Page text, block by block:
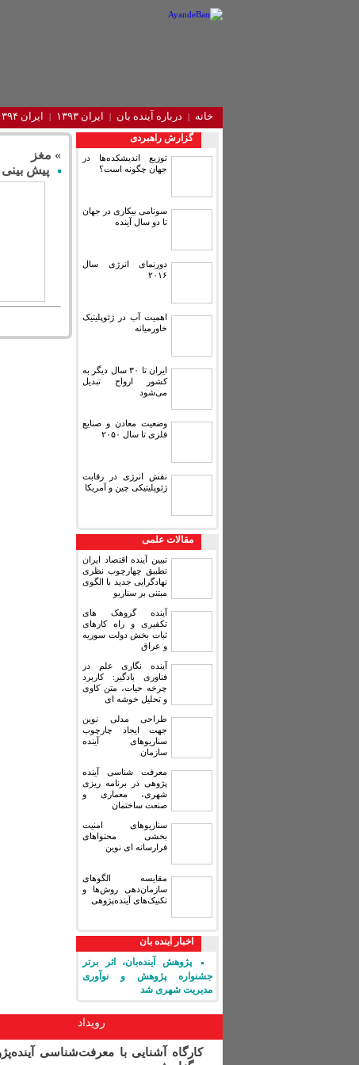
خانه درباره آینده‌ بان ایران ۱۳۹۳ ایران ۱۳۹۴
گزارش راهبردی
توزیع اندیشکده‌ها در
جهان چگونه است؟
سونامی بیکاری در جهان
تا دو سال آینده
دورنمای انرژی سال
۲۰۱۶
اهمیت آب در ژئوپلیتیک
خاورمیانه
ایران تا ۳۰ سال دیگر به
کشور ارواح تبدیل
می‌شود
وضعیت معادن و صنایع
فلزی تا سال ۲۰۵۰
نقش انرژی در رقابت
ژئوپلیتیکی چین و آمریکا
مقالات علمی
تبیین آینده اقتصاد ایران
تطبیق چهارچوب نظری
نهادگرایی جدید با الگوی
مبتنی بر سناریو
آینده گروهک های
تکفیری و راه کارهای
ثبات بخش دولت سوریه
و عراق
آینده نگاری علم در
فناوری بادگیر: کاربرد
چرخه حیات، متن کاوی
و تحلیل خوشه ای
طراحی مدلی نوین
جهت ایجاد چارچوب
سناریوهای آینده
سازمان
معرفت شناسی آینده
پژوهی در برنامه ریزی
شهری، معماری و
صنعت ساختمان
سناریوهای امنیت
بخشی محتواهای
فرارسانه ای نوین
مقایسه‏ الگوهای
سازمان‌دهی روش‌ها و
تکنیک‌های آینده‌پژوهی
اخبار آینده بان
پژوهش آینده‌بان، اثر برتر
جشنواره پژوهش و نوآوری
مدیریت شهری شد
» مغز
پیش بینی
رویداد
کارگاه آشنایی با معرفت‌شناسی